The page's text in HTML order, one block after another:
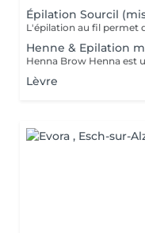
Épilation Sourcil
Henne & Epilation
Lèvre